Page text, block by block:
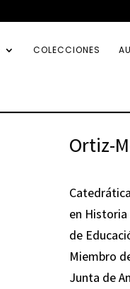
COLECCIONES
Ortiz-
en
de
Miembro
Junta de